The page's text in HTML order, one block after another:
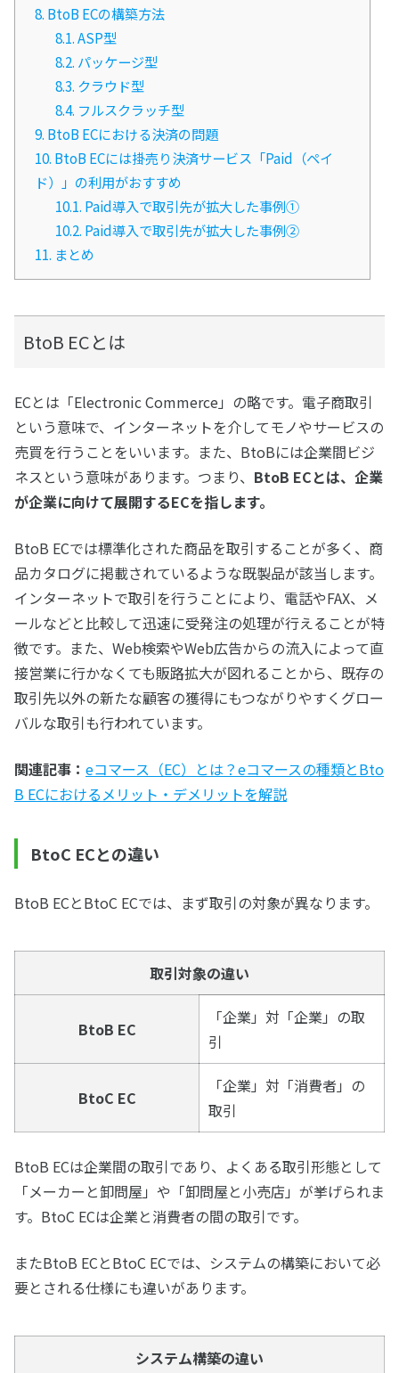
8. BtoB ECの構築方法
8.1.ASP型
8.2. パッケージ型
8.3. クラウド型
8.4. フルスクラッチ型
9. BtoB ECにおける決済の問題
10. BtoB ECには掛売り決済サービス「Paid（ペイ
ド）」の利用がおすすめ
10.1. Paid導入で取引先が拡大した事例①
10.2. Paid導入で取引先が拡大した事例②
11. まとめ
BtoB ECとは
ECとは「Electronic Commerce」の略です。電子商取引
という意味で、インターネットを介してモノやサービスの
売買を行うことをいいます。また、BtoBには企業間ビジ
ネスという意味があります。つまり、 BtoB ECとは、企業
が企業に向けて展開するECを指します。
BtoB ECでは標準化された商品を取引することが多く、商
品カタログに掲載されているような既製品が該当します。
インターネットで取引を行うことにより、電話やFAX、メ
ールなどと比較して迅速に受発注の処理が行えることが特
徴です。また、Web検索やWeb広告からの流入によって直
接営業に行かなくても販路拡大が図れることから、既存の
取引先以外の新たな顧客の獲得にもつながりやすくグロー
バルな取引も行われています。
関連記事： eコマース（EC）とは？eコマースの種類とBto
B ECにおけるメリット・デメリットを解説
BtoC ECとの違い
BtoB ECとBtoC ECでは、まず取引の対象が異なります。
取引対象の違い
BtoB EC
「企業」対「企業」の取
引
BtoC EC
「企業」対「消費者」の
取引
BtoB ECは企業間の取引であり、よくある取引形態として
「メーカーと卸問屋」や「卸問屋と小売店」が挙げられま
す。BtoC ECは企業と消費者の間の取引です。
またBtoB ECとBtoC ECでは、システムの構築において必
要とされる仕様にも違いがあります。
システム構築の違い